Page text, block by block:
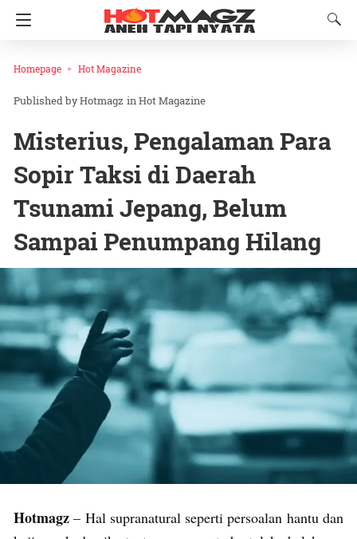
Homepage Hot Magazine
Hotmagz inHot Magazine
Misterius, Pengalaman Para
Sopir Taksi di Daerah
Tsunami Jepang, Belum
Sampai Penumpang Hilang
Hotmagz – Hal supranatural seperti persoalan hantu dan